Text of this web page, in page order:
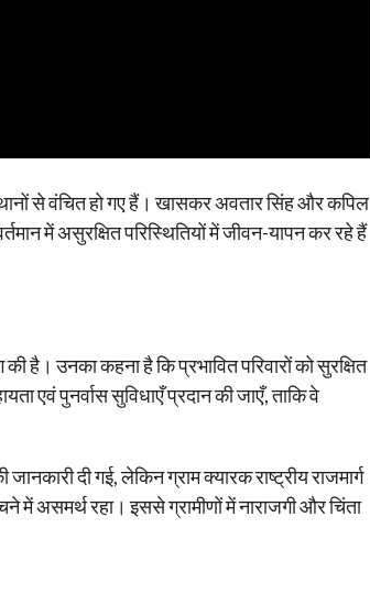
से वंचित हो गए हैं। खासकर अवतार सिंह और कपिल
में असुरक्षित परिस्थितियों में जीवन-यापन कर रहे हैं
है। उनका कहना है कि प्रभावित परिवारों को सुरक्षित
एवं पुनर्वास सुविधाएँ प्रदान की जाएँ, ताकि वे
दी गई, लेकिन ग्राम क्यारक राष्ट्रीय राजमार्ग
में असमर्थ रहा। इससे ग्रामीणों में नाराजगी और चिंता